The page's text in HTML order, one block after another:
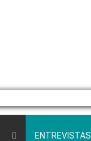
ENTREVISTAS